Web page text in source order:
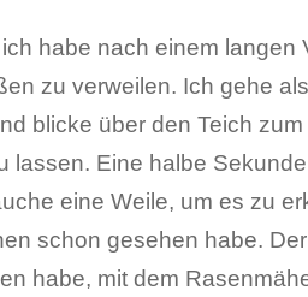
habe nach einem
zu verweilen. Ich gehe
blicke über den Teich
Eine halbe
eine Weile, um es zu
schon gesehen habe.
habe, mit dem